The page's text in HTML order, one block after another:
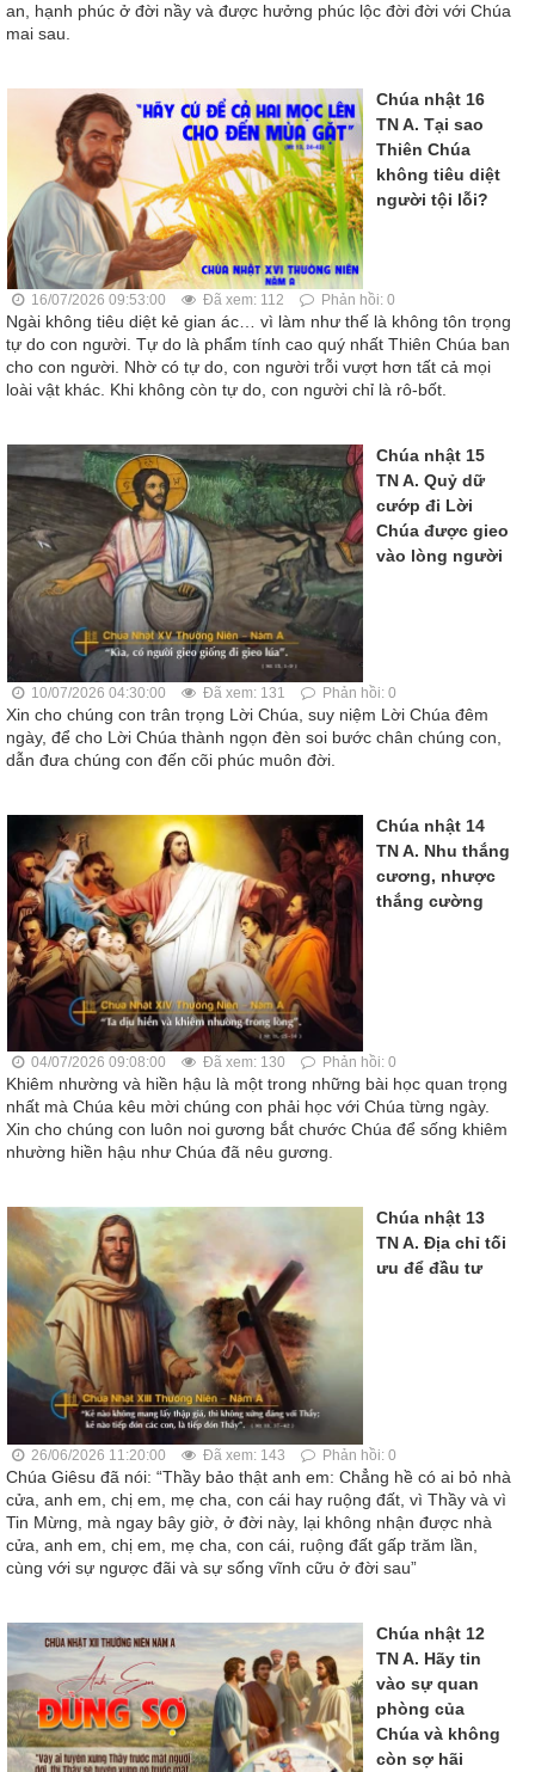
an, hạnh phúc ở đời nầy và được hưởng phúc lộc đời đời với Chúa
mai sau.
Chúa nhật 16
TN A. Tại sao
Thiên Chúa
không tiêu diệt
người tội lỗi?
16/07/2026 09:53:00 Đã xem: 112 Phản hồi: 0
Ngài không tiêu diệt kẻ gian ác… vì làm như thế là không tôn trọng
tự do con người. Tự do là phẩm tính cao quý nhất Thiên Chúa ban
cho con người. Nhờ có tự do, con người trỗi vượt hơn tất cả mọi
loài vật khác. Khi không còn tự do, con người chỉ là rô-bốt.
Chúa nhật 15
TN A. Quỷ dữ
cướp đi Lời
Chúa được gieo
vào lòng người
10/07/2026 04:30:00 Đã xem: 131 Phản hồi: 0
Xin cho chúng con trân trọng Lời Chúa, suy niệm Lời Chúa đêm
ngày, để cho Lời Chúa thành ngọn đèn soi bước chân chúng con,
dẫn đưa chúng con đến cõi phúc muôn đời.
Chúa nhật 14
TN A. Nhu thắng
cương, nhược
thắng cường
04/07/2026 09:08:00 Đã xem: 130 Phản hồi: 0
Khiêm nhường và hiền hậu là một trong những bài học quan trọng
nhất mà Chúa kêu mời chúng con phải học với Chúa từng ngày.
Xin cho chúng con luôn noi gương bắt chước Chúa để sống khiêm
nhường hiền hậu như Chúa đã nêu gương.
Chúa nhật 13
TN A. Địa chỉ tối
ưu để đầu tư
26/06/2026 11:20:00 Đã xem: 143 Phản hồi: 0
Chúa Giêsu đã nói: “Thầy bảo thật anh em: Chẳng hề có ai bỏ nhà
cửa, anh em, chị em, mẹ cha, con cái hay ruộng đất, vì Thầy và vì
Tin Mừng, mà ngay bây giờ, ở đời này, lại không nhận được nhà
cửa, anh em, chị em, mẹ cha, con cái, ruộng đất gấp trăm lần,
cùng với sự ngược đãi và sự sống vĩnh cữu ở đời sau”
Chúa nhật 12
TN A. Hãy tin
vào sự quan
phòng của
Chúa và không
còn sợ hãi